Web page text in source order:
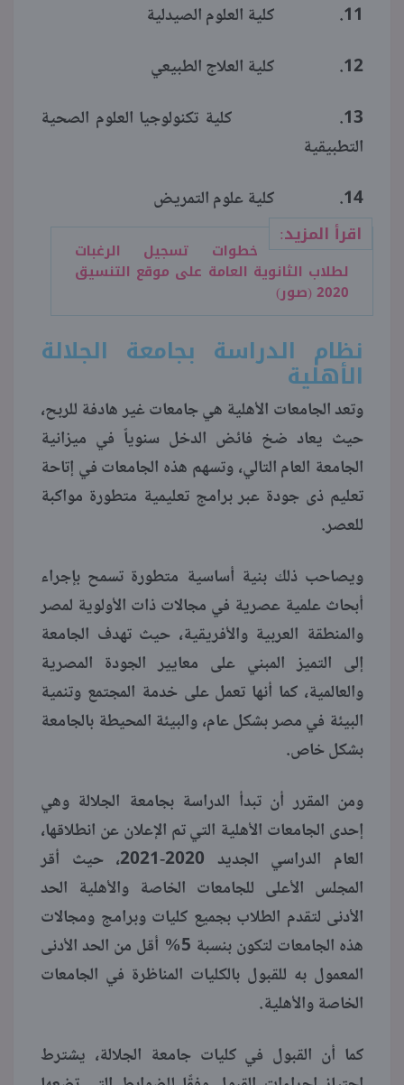
11. كلية العلوم الصيدلية
12. كلية العلاج الطبيعي
13. كلية تكنولوجيا العلوم الصحية
التطبيقية
14. كلية علوم التمريض
اقرأ المزيد:
خطوات تسجيل الرغبات
لطلاب الثانوية العامة على موقع التنسيق
2020 (صور)
نظام الدراسة بجامعة الجلالة
الأهلية
وتعد الجامعات الأهلية هي جامعات غير هادفة للربح،
حيث يعاد ضخ فائض الدخل سنوياً في ميزانية
الجامعة العام التالي، وتسهم هذه الجامعات في إتاحة
تعليم ذى جودة عبر برامج تعليمية متطورة مواكبة
للعصر.
ويصاحب ذلك بنية أساسية متطورة تسمح بإجراء
أبحاث علمية عصرية في مجالات ذات الأولوية لمصر
والمنطقة العربية والأفريقية، حيث تهدف الجامعة
إلى التميز المبني على معايير الجودة المصرية
والعالمية، كما أنها تعمل على خدمة المجتمع وتنمية
البيئة في مصر بشكل عام، والبيئة المحيطة بالجامعة
بشكل خاص.
ومن المقرر أن تبدأ الدراسة بجامعة الجلالة وهي
إحدى الجامعات الأهلية التي تم الإعلان عن انطلاقها،
العام الدراسي الجديد 2020-2021، حيث أقر
المجلس الأعلى للجامعات الخاصة والأهلية الحد
الأدنى لتقدم الطلاب بجميع كليات وبرامج ومجالات
هذه الجامعات لتكون بنسبة 5% أقل من الحد الأدنى
المعمول به للقبول بالكليات المناظرة في الجامعات
الخاصة والأهلية.
كما أن القبول في كليات جامعة الجلالة، يشترط